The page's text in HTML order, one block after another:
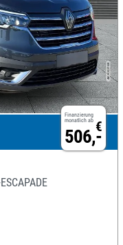
Finanzierung
monatlich ab €
506,-